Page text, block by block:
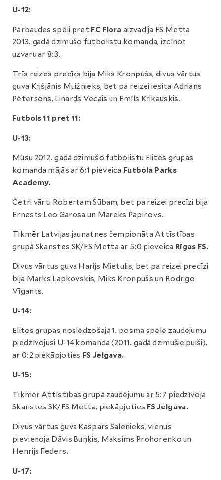
U-12:
Pārbaudes spēli pret FC Flora aizvadīja FS Metta
2013. gadā dzimušo futbolistu komanda, izcīnot
uzvaru ar 8:3.
Trīs reizes precīzs bija Miks Kronpušs, divus vārtus
guva Krišjānis Muižnieks, bet pa reizei iesita Adrians
Pētersons, Linards Vecais un Emīls Krikauskis.
Futbols 11 pret 11:
U-13:
Mūsu 2012. gadā dzimušo futbolistu Elites grupas
komanda mājās ar 6:1 pieveica Futbola Parks
Academy.
Četri vārti Robertam Šūbam, bet pa reizei precīzi bija
Ernests Leo Garosa un Mareks Papinovs.
Tikmēr Latvijas jaunatnes čempionāta Attīstības
grupā Skanstes SK/FS Metta ar 5:0 pieveica Rīgas FS.
Divus vārtus guva Harijs Mietulis, bet pa reizei precīzi
bija Marks Lapkovskis, Miks Kronpušs un Rodrigo
Vīgants.
U-14:
Elites grupas noslēdzošajā 1. posma spēlē zaudējumu
piedzīvojusi U-14 komanda (2011. gadā dzimušie puiši),
ar 0:2 piekāpjoties FS Jelgava.
U-15:
Tikmēr Attīstības grupā zaudējumu ar 5:7 piedzīvoja
Skanstes SK/FS Metta, piekāpjoties FS Jelgava.
Divus vārtus guva Kaspars Salenieks, vienus
pievienoja Dāvis Buņķis, Maksims Prohorenko un
Henrijs Feders.
U-17: